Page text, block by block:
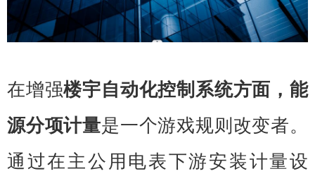
在增强楼宇自动化控制系统方面，能
源分项计量是一个游戏规则改变者。
通过在主公用电表下游安装计量设